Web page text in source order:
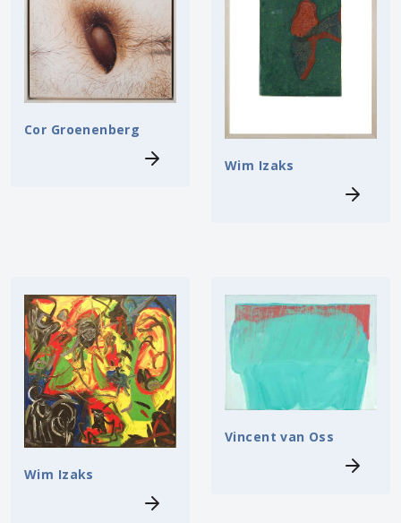
Cor Groenenberg
Wim Izaks
Wim Izaks
Vincent van Oss